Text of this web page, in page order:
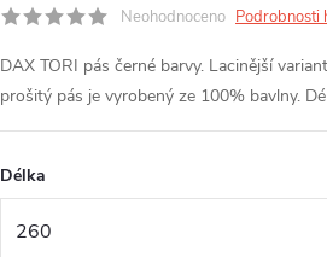
Neohodnoceno Podrobnosti
DAX TORI pás černé barvy. Lacinější
prošitý pás je vyrobený ze 100% bavlny.
Délka